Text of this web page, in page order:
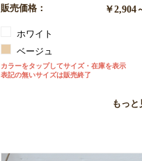
販売価格：
￥2,904
ホワイト
ベージュ
カラーをタップしてサイズ・在庫を表示
表記の無いサイズは販売終了
もっと